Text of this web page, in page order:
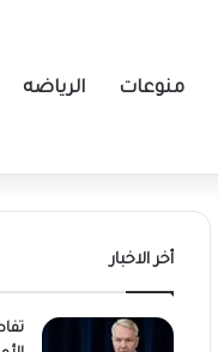
منوعات الرياضه
أخر الاخبار